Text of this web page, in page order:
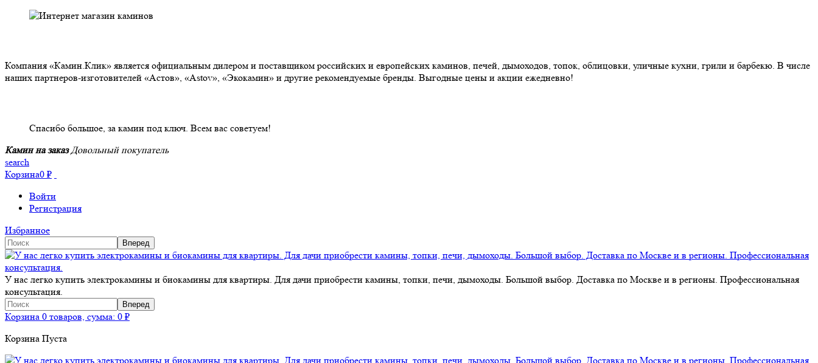
Компания «Камин.Клик» является официальным дилером и поставщиком российских и европейских каминов, печей, дымоходов, топок, облицовки, уличные кухни, грили и барбекю. В числе
наших партнеров-изготовителей «Астов», «Astov», «Экокамин» и другие рекомендуемые бренды. Выгодные цены и акции ежедневно!
Спасибо большое, за камин под ключ. Всем вас советуем!
Камин на заказ Довольный покупатель
search
Корзина0 ₽
Войти
Регистрация
Избранное
У нас легко купить электрокамины и биокамины для квартиры. Для дачи приобрести камины, топки, печи, дымоходы. Большой выбор. Доставка по Москве и в регионы. Профессиональная
консультация.
Корзина 0 товаров, сумма: 0 ₽
Корзина Пуста